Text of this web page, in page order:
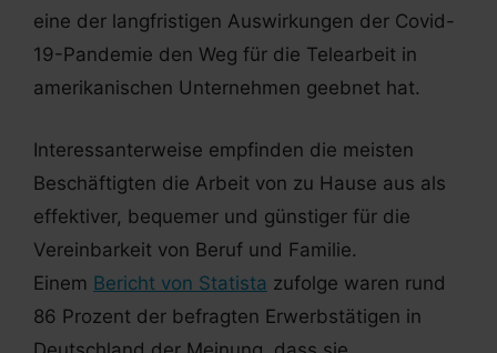
eine der langfristigen Auswirkungen der Covid-
19-Pandemie den Weg für die Telearbeit in
amerikanischen Unternehmen geebnet hat.
Interessanterweise empfinden die meisten
Beschäftigten die Arbeit von zu Hause aus als
effektiver, bequemer und günstiger für die
Vereinbarkeit von Beruf und Familie.
Einem Bericht von Statista zufolge waren rund
86 Prozent der befragten Erwerbstätigen in